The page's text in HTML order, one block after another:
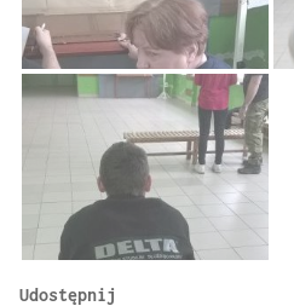
Udostępnij